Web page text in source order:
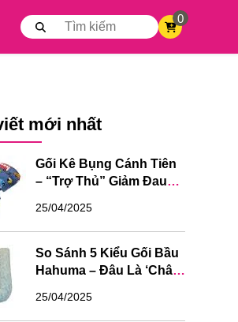
0
mới nhất
Gối Kê Bụng Cánh Tiên
– “Trợ Thủ” Giảm Đau
25/04/2025
So Sánh 5 Kiểu Gối Bầu
Hahuma – Đâu Là ‘Chân
25/04/2025